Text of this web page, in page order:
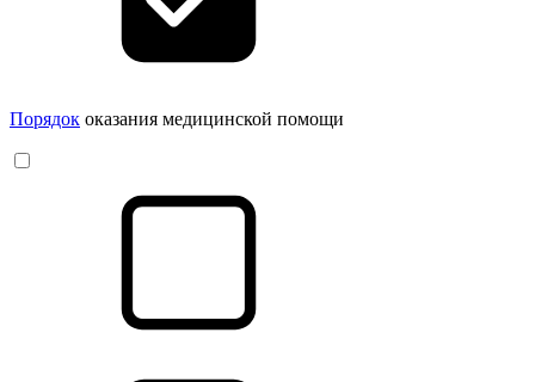
Порядок оказания медицинской помощи